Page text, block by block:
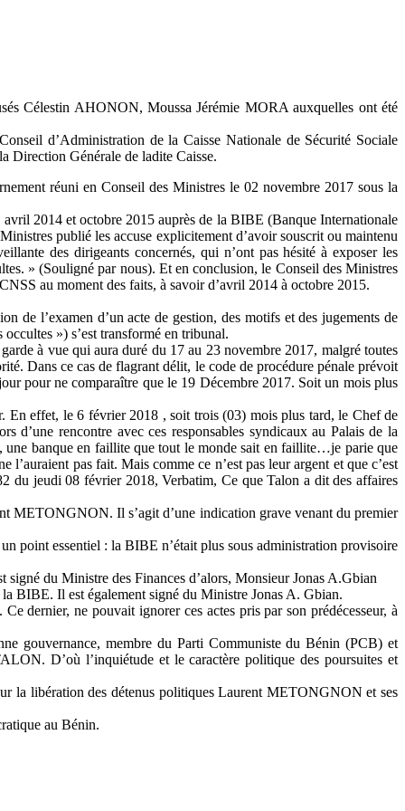
Célestin AHONON, Moussa Jérémie MORA auxquelles ont été
d’Administration de la Caisse Nationale de Sécurité Sociale
Direction Générale de ladite Caisse.
réuni en Conseil des Ministres le 02 novembre 2017 sous la
avril 2014 et octobre 2015 auprès de la BIBE (Banque Internationale
publié les accuse explicitement d’avoir souscrit ou maintenu
des dirigeants concernés, qui n’ont pas hésité à exposer les
» (Souligné par nous). Et en conclusion, le Conseil des Ministres
au moment des faits, à savoir d’avril 2014 à octobre 2015.
de l’examen d’un acte de gestion, des motifs et des jugements de
») s’est transformé en tribunal.
à vue qui aura duré du 17 au 23 novembre 2017, malgré toutes
Dans ce cas de flagrant délit, le code de procédure pénale prévoit
pour ne comparaître que le 19 Décembre 2017. Soit un mois plus
En effet, le 6 février 2018 , soit trois (03) mois plus tard, le Chef de
d’une rencontre avec ces responsables syndicaux au Palais de la
une banque en faillite que tout le monde sait en faillite…je parie que
pas fait. Mais comme ce n’est pas leur argent et que c’est
du jeudi 08 février 2018, Verbatim, Ce que Talon a dit des affaires
METONGNON. Il s’agit d’une indication grave venant du premier
point essentiel : la BIBE n’était plus sous administration provisoire
du Ministre des Finances d’alors, Monsieur Jonas A.Gbian
BIBE. Il est également signé du Ministre Jonas A. Gbian.
dernier, ne pouvait ignorer ces actes pris par son prédécesseur, à
gouvernance, membre du Parti Communiste du Bénin (PCB) et
D’où l’inquiétude et le caractère politique des poursuites et
la libération des détenus politiques Laurent METONGNON et ses
au Bénin.